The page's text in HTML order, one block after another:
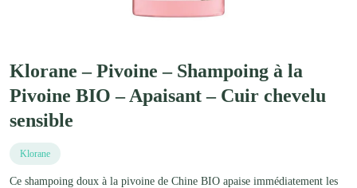
Klorane – Pivoine – Shampoing à la
Pivoine BIO – Apaisant – Cuir chevelu
sensible
Klorane
Ce shampoing doux à la pivoine de Chine BIO apaise immédiatement les